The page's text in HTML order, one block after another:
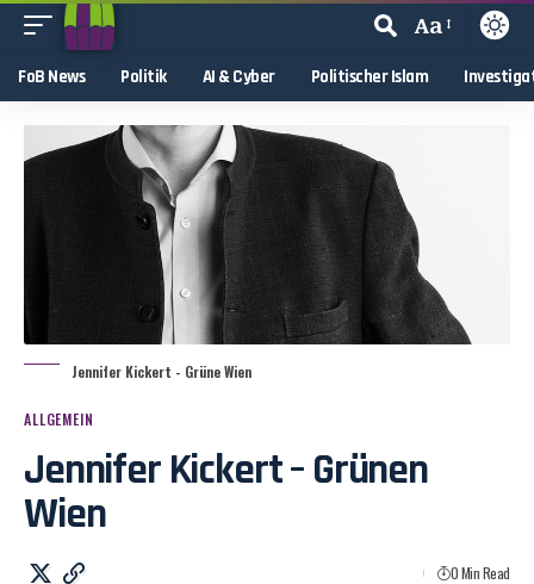
Aa
FoB News Politik AI & Cyber Politischer Islam
Jennifer Kickert - Grüne Wien
ALLGEMEIN
Jennifer Kickert – Grünen
Wien
0 Min Read